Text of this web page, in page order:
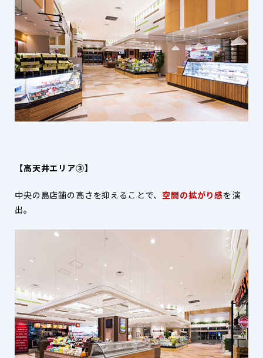
【高天井エリア③】
中央の島店舗の高さを抑えることで、空間の拡がり感を演
出。